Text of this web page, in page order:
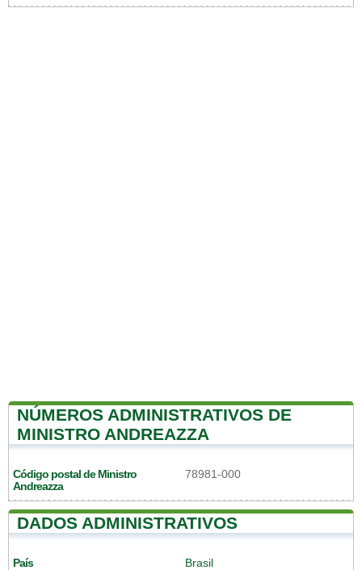
NÚMEROS ADMINISTRATIVOS DE
MINISTRO ANDREAZZA
Código postal de Ministro
Andreazza
78981-000
DADOS ADMINISTRATIVOS
País Brasil